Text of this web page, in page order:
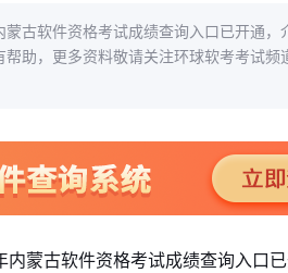
软件资格考试成绩查询入口已开通，
帮助，更多资料敬请关注环球软考考
蒙古软件资格考试成绩查询入口已